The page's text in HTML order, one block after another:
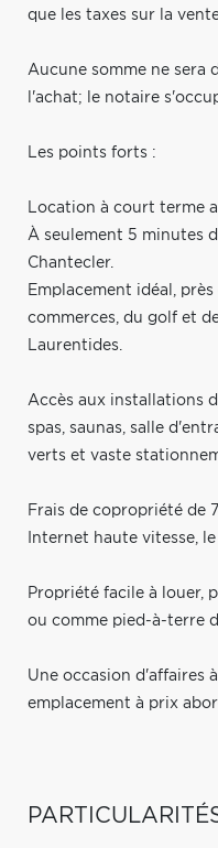
que les taxes sur la
Aucune somme ne sera
l'achat; le notaire
Les points forts :
Location à court terme
À seulement 5 minutes
Chantecler.
Emplacement idéal,
commerces, du golf et
Laurentides.
Accès aux installations
spas, saunas, salle
verts et vaste
Frais de copropriété de
Internet haute vitesse,
Propriété facile à louer,
ou comme pied-à-terre
Une occasion d'affaires
emplacement à prix